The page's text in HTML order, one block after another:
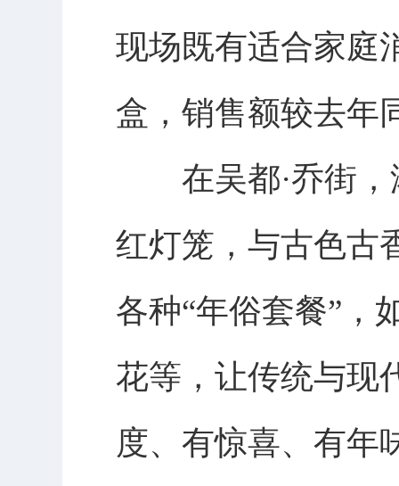
现场既有适合家庭
盒，销售额较去年
在吴都·乔街，
红灯笼，与古色古
各种“年俗套餐”，
花等，让传统与现
度、有惊喜、有年